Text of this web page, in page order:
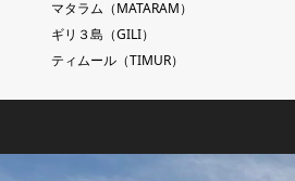
マタラム（MATARAM）
ギリ３島（GILI）
ティムール（TIMUR）